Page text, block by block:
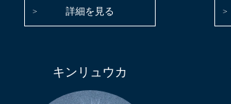
詳細を見る
キンリュウカ